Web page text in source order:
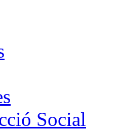
Social